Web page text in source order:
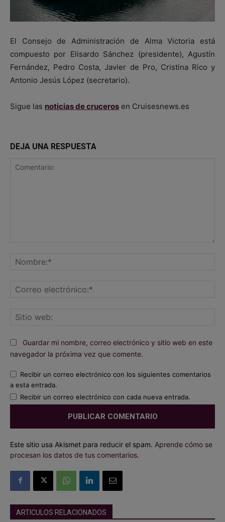
El Consejo de Administración de Alma Victoria está
compuesto por Elisardo Sánchez (presidente), Agustín
Fernández, Pedro Costa, Javier de Pro, Cristina Rico y
Antonio Jesús López (secretario).
Sigue las noticias de cruceros en Cruisesnews.es
DEJA UNA RESPUESTA
Guardar mi nombre, correo electrónico y sitio web en este
navegador la próxima vez que comente.
Recibir un correo electrónico con los siguientes comentarios
a esta entrada.
Recibir un correo electrónico con cada nueva entrada.
Este sitio usa Akismet para reducir el spam. Aprende cómo se
procesan los datos de tus comentarios.
ARTICULOS RELACIONADOS